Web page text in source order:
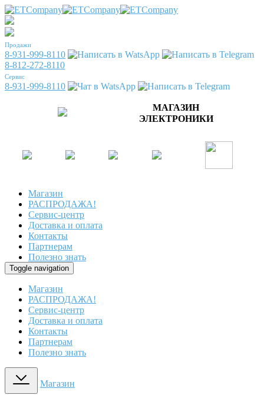
Продажи
8-931-999-8110
8-812-272-8110
Сервис
8-931-999-8110
МАГАЗИН
ЭЛЕКТРОНИКИ
Магазин
РАСПРОДАЖА!
Сервис-центр
Доставка и оплата
Контакты
Партнерам
Полезно знать
Toggle navigation
Магазин
РАСПРОДАЖА!
Сервис-центр
Доставка и оплата
Контакты
Партнерам
Полезно знать
Магазин